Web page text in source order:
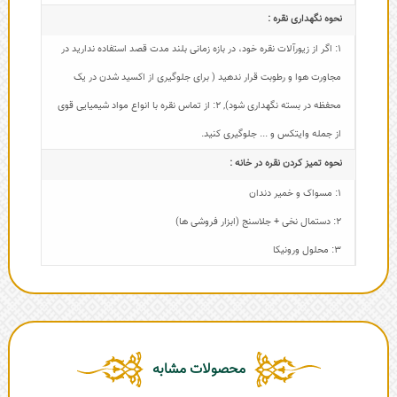
نحوه نگهداری نقره :
1: اگر از زیورآلات نقره خود، در بازه زمانی بلند مدت قصد استفاده ندارید در
مجاورت هوا و رطوبت قرار ندهید ( برای جلوگیری از اکسید شدن در یک
محفظه در بسته نگهداری شود), 2: از تماس نقره با انواع مواد شیمیایی قوی
از جمله وایتکس و ... جلوگیری کنید.
نحوه تمیز کردن نقره در خانه :
1: مسواک و خمیر دندان
2: دستمال نخی + جلاسنج (ابزار فروشی ها)
3: محلول ورونیکا
محصولات مشابه